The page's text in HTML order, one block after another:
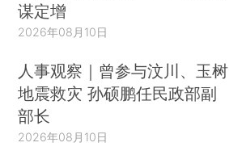
谋定增
2026年08月10日
人事观察｜曾参与汶川、玉树
地震救灾 孙硕鹏任民政部副
部长
2026年08月10日